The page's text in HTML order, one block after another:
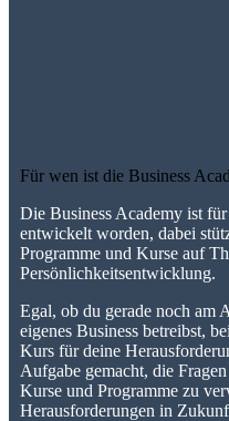
Für wen ist die Business
Die Business Academy ist
entwickelt worden, dabei
Programme und Kurse auf
Persönlichkeitsentwicklung.
Egal, ob du gerade noch am
eigenes Business betreibst,
Kurs für deine
Aufgabe gemacht, die
Kurse und Programme zu
Herausforderungen in